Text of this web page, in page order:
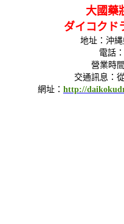
大國藥
ダイコクド
地址：沖
電話
營業時
交通訊息：
網址： http://